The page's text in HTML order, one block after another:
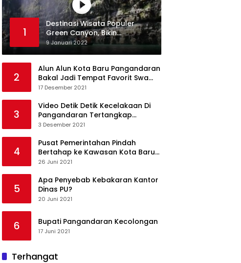
1
Destinasi Wisata Populer
Green Canyon, Bikin
Ketagihan Wisatawan
9 Januari 2022
2
Alun Alun Kota Baru Pangandaran
Bakal Jadi Tempat Favorit Swa
Foto Selfie
17 Desember 2021
3
Video Detik Detik Kecelakaan Di
Pangandaran Tertangkap
Kamera Handphone
3 Desember 2021
4
Pusat Pemerintahan Pindah
Bertahap ke Kawasan Kota Baru
Pangandaran
26 Juni 2021
5
Apa Penyebab Kebakaran Kantor
Dinas PU?
20 Juni 2021
6 Bupati Pangandaran Kecolongan
17 Juni 2021
Terhangat